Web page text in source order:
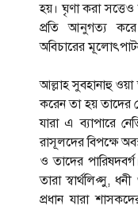
হয়। ঘৃণা করা সত্তেও
প্রতি আনুগত্য
অবিচারের
আল্লাহ সুবহানাহু
করেন তা হয় তাদের
যারা এ ব্যাপারে
রাসূলদের বিপক্ষে
ও তাদের
তারা স্বার্থলিপ্সু,
প্রধান যারা